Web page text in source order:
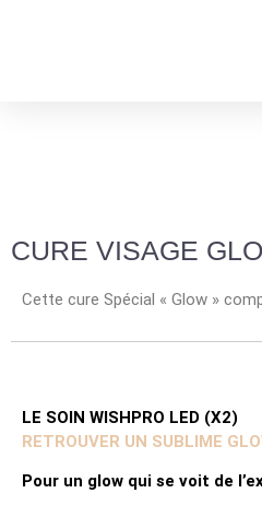
CURE VISAGE
Cette cure Spécial « Glow »
LE SOIN WISHPRO LED (X2)
RETROUVER UN SUBLIME
Pour un glow qui se voit de